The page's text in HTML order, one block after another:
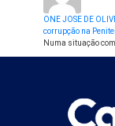
ONE JOSE DE
corrupção na
Numa situação